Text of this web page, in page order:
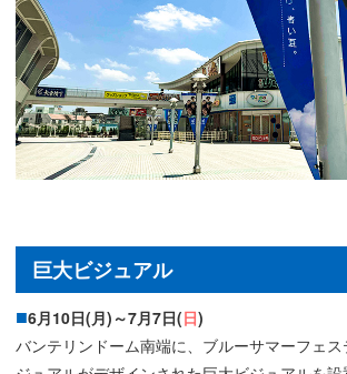
巨大ビジュアル
6月10日(月)～7月7日(日)
バンテリンドーム南端に、ブルーサマーフェ